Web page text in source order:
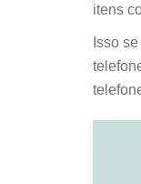
itens
Isso